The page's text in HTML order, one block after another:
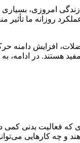
امروزی،
روزانه ما تأثیر
افزایش دامنه
هستند. در
فعالیت بدنی کمی
و چه کارهایی